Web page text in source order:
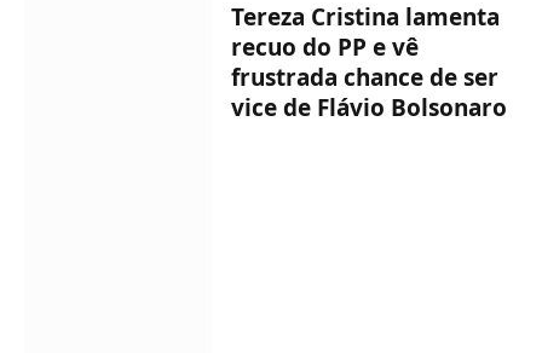
Tereza Cristina lamenta
recuo do PP e vê
frustrada chance de ser
vice de Flávio Bolsonaro